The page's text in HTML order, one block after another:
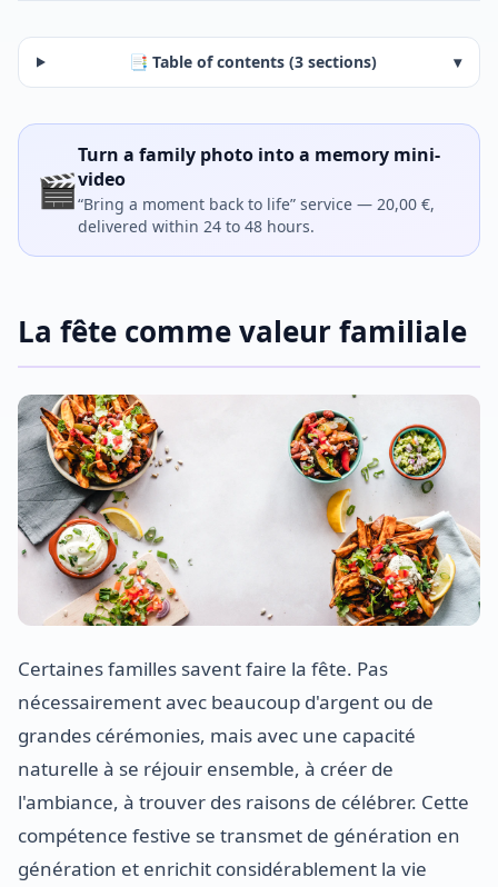
📑 Table of contents (3 sections) ▾
🎬
Turn a family photo into a memory mini-
video
“Bring a moment back to life” service — 20,00 €,
delivered within 24 to 48 hours.
La fête comme valeur familiale
Certaines familles savent faire la fête. Pas
nécessairement avec beaucoup d'argent ou de
grandes cérémonies, mais avec une capacité
naturelle à se réjouir ensemble, à créer de
l'ambiance, à trouver des raisons de célébrer. Cette
compétence festive se transmet de génération en
génération et enrichit considérablement la vie